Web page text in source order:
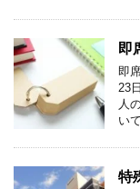
即
即
23
人
い
特